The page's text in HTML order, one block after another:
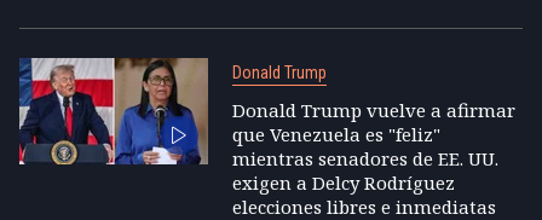
Donald Trump
Donald Trump vuelve a afirmar
que Venezuela es "feliz"
mientras senadores de EE. UU.
exigen a Delcy Rodríguez
elecciones libres e inmediatas